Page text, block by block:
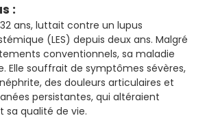
:
ans, luttait contre un lupus
(LES) depuis deux ans. Malgré
conventionnels, sa maladie
Elle souffrait de symptômes sévères,
des douleurs articulaires et
persistantes, qui altéraient
sa qualité de vie.